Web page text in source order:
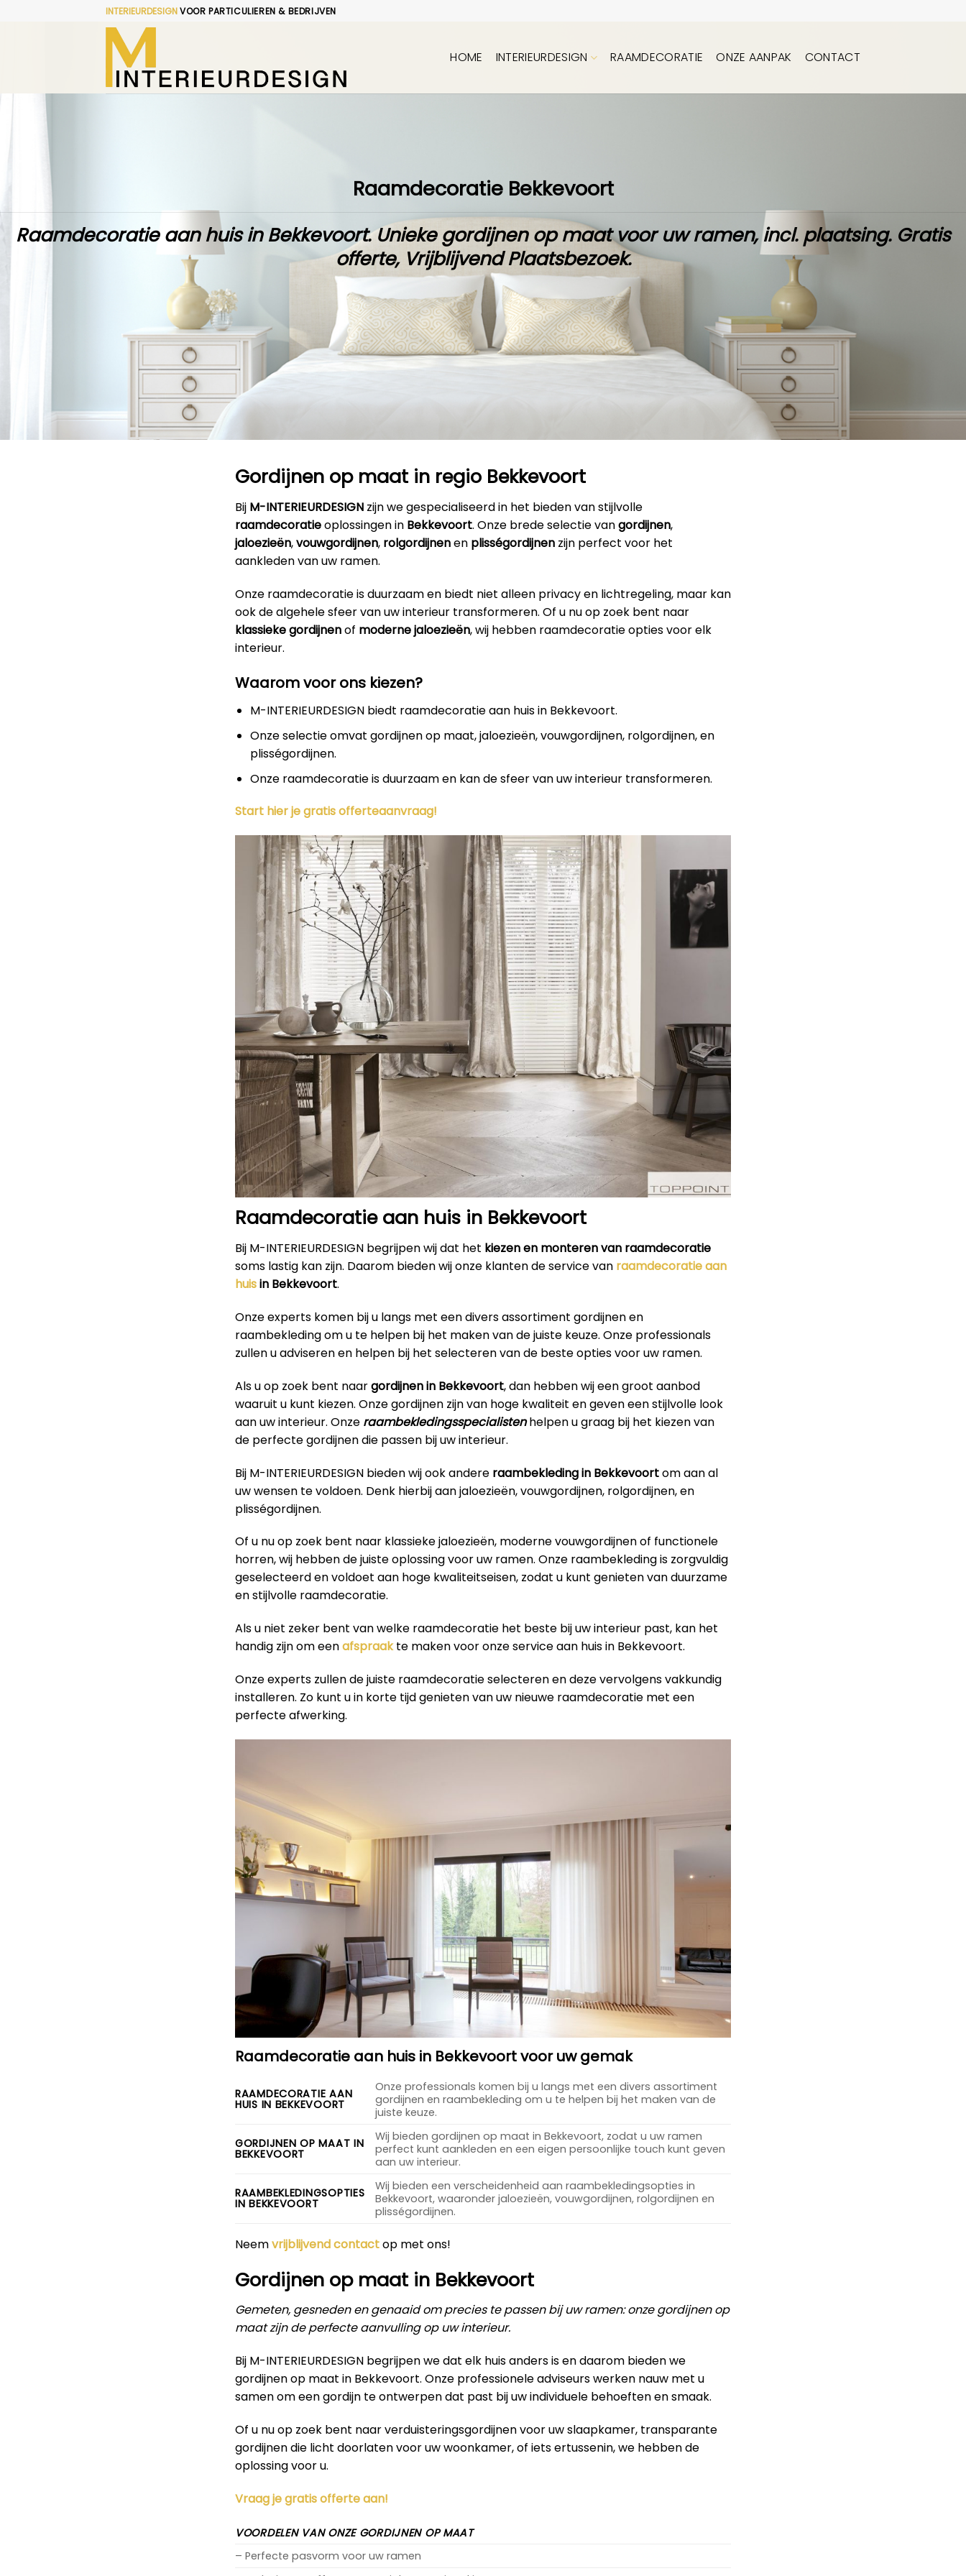
INTERIEURDESIGNVOOR PARTICULIEREN & BEDRIJVEN
HOME INTERIEURDESIGN RAAMDECORATIE ONZE AANPAK CONTACT
Raamdecoratie Bekkevoort
Raamdecoratie aan huis in Bekkevoort. Uniekegordijnen op maatvoor uw ramen,incl. plaatsing. Gratis
offerte, Vrijblijvend Plaatsbezoek.
Gordijnen op maat in regio Bekkevoort
Bij M-INTERIEURDESIGN zijn we gespecialiseerd in het bieden van stijlvolle
raamdecoratieoplossingen in Bekkevoort. Onze brede selectie vangordijnen,
jaloezieën,vouwgordijnen, rolgordijnenen plisségordijnen zijn perfect voor het
aankleden van uw ramen.
Onze raamdecoratie is duurzaam en biedt niet alleen privacy en lichtregeling, maar kan
ook de algehele sfeer van uw interieur transformeren. Of u nu op zoek bent naar
klassieke gordijnenof moderne jaloezieën, wij hebben raamdecoratie opties voor elk
interieur.
Waarom voor ons kiezen?
M-INTERIEURDESIGN biedt raamdecoratie aan huis in Bekkevoort.
Onze selectie omvat gordijnen op maat, jaloezieën, vouwgordijnen, rolgordijnen, en
plisségordijnen.
Onze raamdecoratie is duurzaam en kan de sfeer van uw interieur transformeren.
Start hier je gratis offerteaanvraag!
Raamdecoratie aan huis in Bekkevoort
Bij M-INTERIEURDESIGN begrijpen wij dat het kiezen en monteren van raamdecoratie
soms lastig kan zijn. Daarom bieden wij onze klanten de service van raamdecoratie aan
huisin Bekkevoort.
Onze experts komen bij u langs met een divers assortiment gordijnen en
raambekleding om u te helpen bij het maken van de juiste keuze. Onze professionals
zullen u adviseren en helpen bij het selecteren van de beste opties voor uw ramen.
Als u op zoek bent naargordijnen in Bekkevoort, dan hebben wij een groot aanbod
waaruit u kunt kiezen. Onze gordijnen zijn van hoge kwaliteit en geven een stijlvolle look
aan uw interieur. Onze raambekledingsspecialistenhelpen u graag bij het kiezen van
de perfecte gordijnen die passen bij uw interieur.
Bij M-INTERIEURDESIGN bieden wij ook andere raambekleding in Bekkevoortom aan al
uw wensen te voldoen. Denk hierbij aan jaloezieën, vouwgordijnen, rolgordijnen, en
plisségordijnen.
Of u nu op zoek bent naar klassieke jaloezieën, moderne vouwgordijnen of functionele
horren, wij hebben de juiste oplossing voor uw ramen. Onze raambekleding is zorgvuldig
geselecteerd en voldoet aan hoge kwaliteitseisen, zodat u kunt genieten van duurzame
en stijlvolle raamdecoratie.
Als u niet zeker bent van welke raamdecoratie het beste bij uw interieur past, kan het
handig zijn om eenafspraakte maken voor onze service aan huis in Bekkevoort.
Onze experts zullen de juiste raamdecoratie selecteren en deze vervolgens vakkundig
installeren. Zo kunt u in korte tijd genieten van uw nieuwe raamdecoratie met een
perfecte afwerking.
Raamdecoratie aan huis in Bekkevoort voor uw gemak
RAAMDECORATIE AAN
HUIS IN BEKKEVOORT
Onze professionals komen bij u langs met een divers assortiment
gordijnen en raambekleding om u te helpen bij het maken van de
juiste keuze.
GORDIJNEN OP MAAT IN
BEKKEVOORT
Wij bieden gordijnen op maat in Bekkevoort, zodat u uw ramen
perfect kunt aankleden en een eigen persoonlijke touch kunt geven
aan uw interieur.
RAAMBEKLEDINGSOPTIES
IN BEKKEVOORT
Wij bieden een verscheidenheid aan raambekledingsopties in
Bekkevoort, waaronder jaloezieën, vouwgordijnen, rolgordijnen en
plisségordijnen.
Neemvrijblijvend contactop met ons!
Gordijnen op maat in Bekkevoort
Gemeten, gesneden en genaaid om precies te passen bij uw ramen: onze gordijnen op
maat zijn de perfecte aanvulling op uw interieur.
Bij M-INTERIEURDESIGN begrijpen we dat elk huis anders is en daarom bieden we
gordijnen op maat in Bekkevoort. Onze professionele adviseurs werken nauw met u
samen om een gordijn te ontwerpen dat past bij uw individuele behoeften en smaak.
Of u nu op zoek bent naar verduisteringsgordijnen voor uw slaapkamer, transparante
gordijnen die licht doorlaten voor uw woonkamer, of iets ertussenin, we hebben de
oplossing voor u.
Vraag je gratis offerte aan!
VOORDELEN VAN ONZE GORDIJNEN OP MAAT
– Perfecte pasvorm voor uw ramen